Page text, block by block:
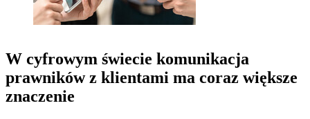
W cyfrowym świecie komunikacja
prawników z klientami ma coraz większe
znaczenie